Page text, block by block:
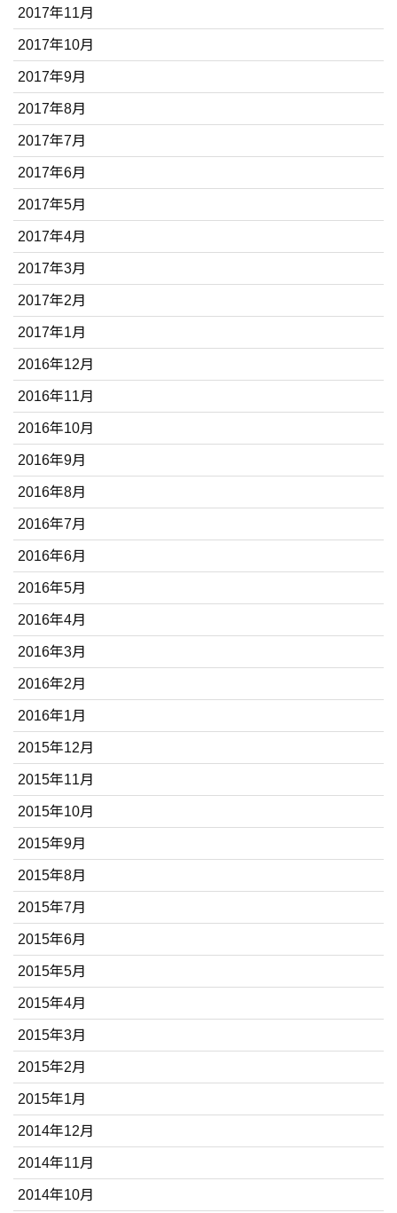
2017年11月
2017年10月
2017年9月
2017年8月
2017年7月
2017年6月
2017年5月
2017年4月
2017年3月
2017年2月
2017年1月
2016年12月
2016年11月
2016年10月
2016年9月
2016年8月
2016年7月
2016年6月
2016年5月
2016年4月
2016年3月
2016年2月
2016年1月
2015年12月
2015年11月
2015年10月
2015年9月
2015年8月
2015年7月
2015年6月
2015年5月
2015年4月
2015年3月
2015年2月
2015年1月
2014年12月
2014年11月
2014年10月